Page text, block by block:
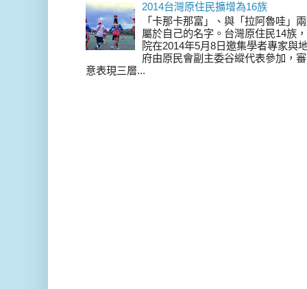
2014台灣原住民擴增為16族
「卡那卡那富」、與「拉阿魯哇」
屬於自己的名字。台灣原住民14族
院在2014年5月8日邀集學者專家與
府由原民會副主委谷縱代表參加，
意表現三層...